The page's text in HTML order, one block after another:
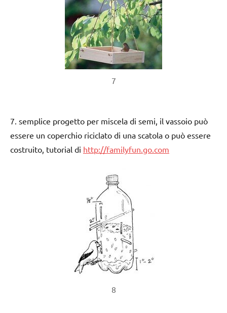
7
7. semplice progetto per miscela di semi, il vassoio può
essere un coperchio riciclato di una scatola o può essere
costruito, tutorial di http://familyfun.go.com
8